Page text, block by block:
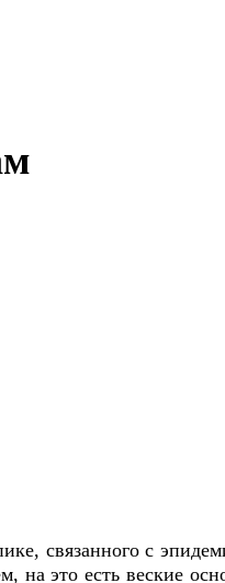
связанного с
на это есть веские